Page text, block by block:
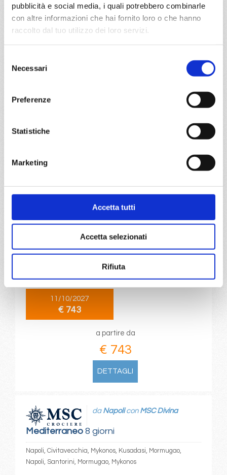
pubblicità e social media, i quali potrebbero combinarle
con altre informazioni che hai fornito loro o che hanno
raccolto dal tuo utilizzo dei loro servizi.
delNecessari
Preferenze
Statistiche
Marketing
Accetta tutti
Accetta selezionati
Rifiuta
daCivitavecchia con
Mediterraneo 8 giorni
daMormugaoconMSC Divina
Mormugao, Santorini, Napoli, Civitavecchia, Santorini,
11/10/2027
€ 743
a partire da
€ 743
DETTAGLI
Mediterraneo8 giorni
da Napolicon MSC Divina
Napoli, Civitavecchia, Mykonos, Kusadasi, Mormugao,
Napoli, Santorini, Mormugao, Mykonos